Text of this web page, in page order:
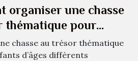
organiser une chasse
thématique pour
différents âges ?
chasse au trésor thématique
d’âges différents